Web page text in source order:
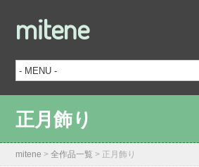
mitene
正月飾り
mitene >全作品一覧 > 正月飾り